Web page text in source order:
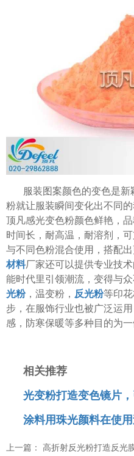
服装图案颜色的变色是
粉就让服装瞬间变化出不同
顶凡感光变色粉颜色鲜艳，
时间长，耐高温，耐溶剂，
与不同色粉混合使用，搭配
材料厂家还可以提供专业技
能时代里引领潮流，变得与众
光粉，温变粉， 反光粉等印
步，在服饰行业也被广泛运
感，防寒保暖等多种目的为一
相关推荐
光变粉打造变色镜片
涂料用珠光颜料在使
上一篇： 高折射反光粉打造反光